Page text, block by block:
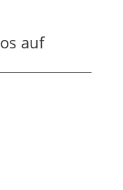
auf